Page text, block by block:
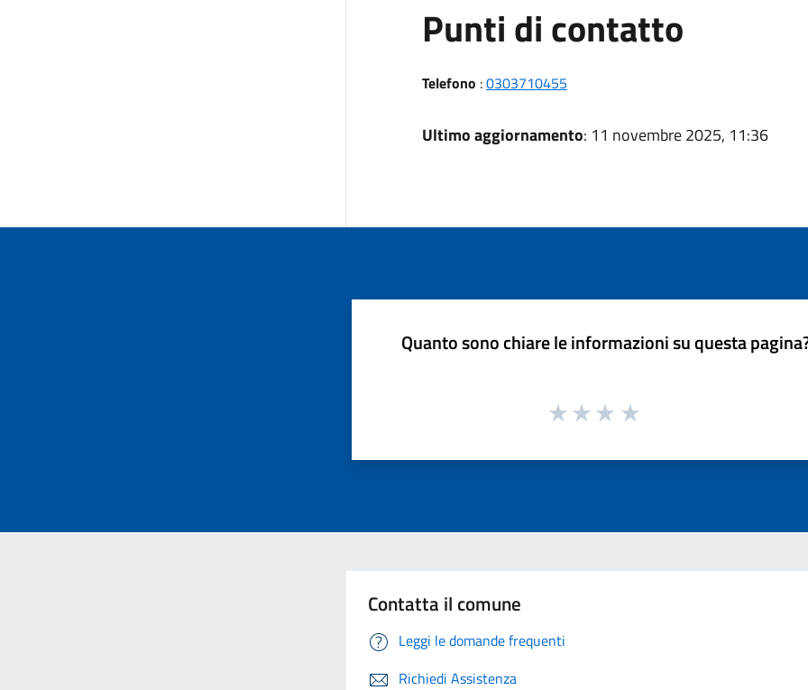
Punti di contatto
Telefono :0303710455
Ultimo aggiornamento: 11 novembre 2025, 11:36
Quanto sono chiare le informazioni su questa
Contatta il comune
Leggi le domande frequenti
Richiedi Assistenza